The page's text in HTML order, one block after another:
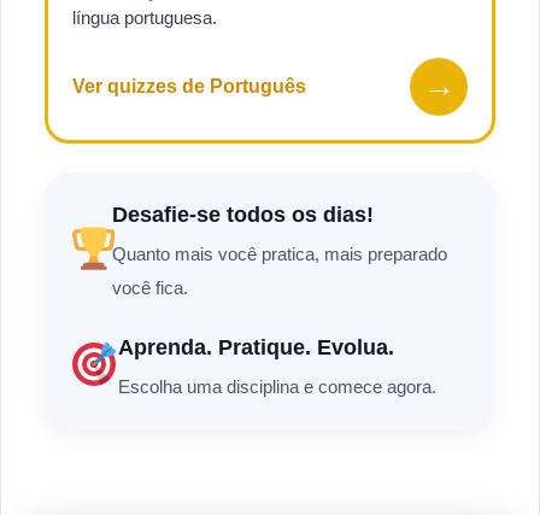
língua portuguesa.
Ver quizzes de Português →
Desafie-se todos os dias!
Quanto mais você pratica, mais preparado
você fica.
Aprenda. Pratique. Evolua.
Escolha uma disciplina e comece agora.